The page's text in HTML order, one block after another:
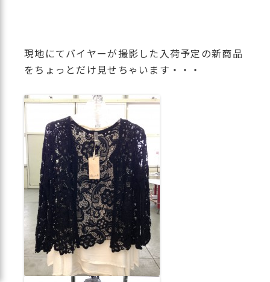
現地にてバイヤーが撮影した入荷予定の新商品
をちょっとだけ見せちゃいます・・・